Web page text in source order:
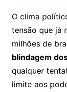
O clima
tensão que já
milhões de
blindagem
qualquer
limite aos